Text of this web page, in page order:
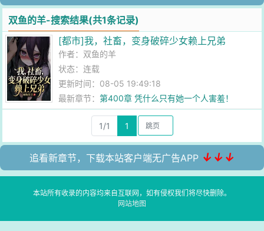
双鱼的羊-搜索结果(共1条记录)
[都市]我，社畜，变身破碎少女赖上兄弟
作者： 双鱼的羊
状态：连载
更新时间：08-05 19:49:18
最新章节：第400章 凭什么只有她一个人害羞！
1/1 1
追看新章节，下载本站客户端无广告APP ↓↓↓
本站所有收录的内容均来自互联网，如有侵权我们将尽快删除。
网站地图